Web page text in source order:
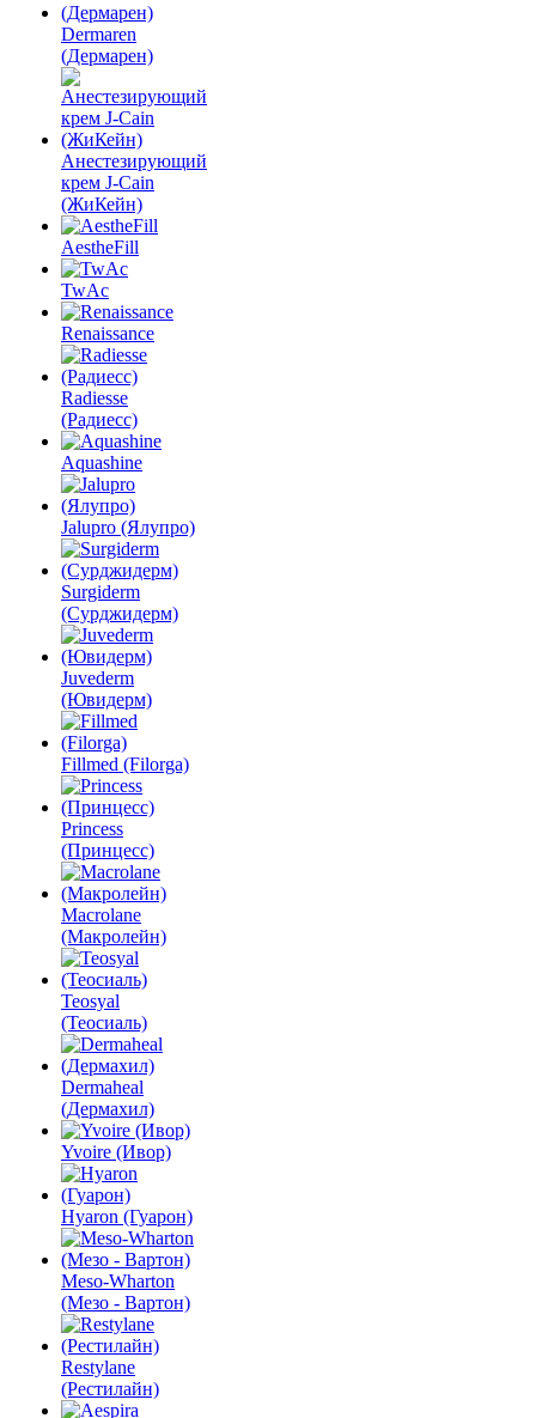
Dermaren
(Дермарен)
Анестезирующий
крем J-Cain
(ЖиКейн)
AestheFill
TwAc
Renaissance
Radiesse
(Радиесс)
Aquashine
Jalupro (Ялупро)
Surgiderm
(Сурджидерм)
Juvederm
(Ювидерм)
Fillmed (Filorga)
Princess
(Принцесс)
Macrolane
(Макролейн)
Teosyal
(Теосиаль)
Dermaheal
(Дермахил)
Yvoire (Ивор)
Hyaron (Гуарон)
Meso-Wharton
(Мезо - Вартон)
Restylane
(Рестилайн)